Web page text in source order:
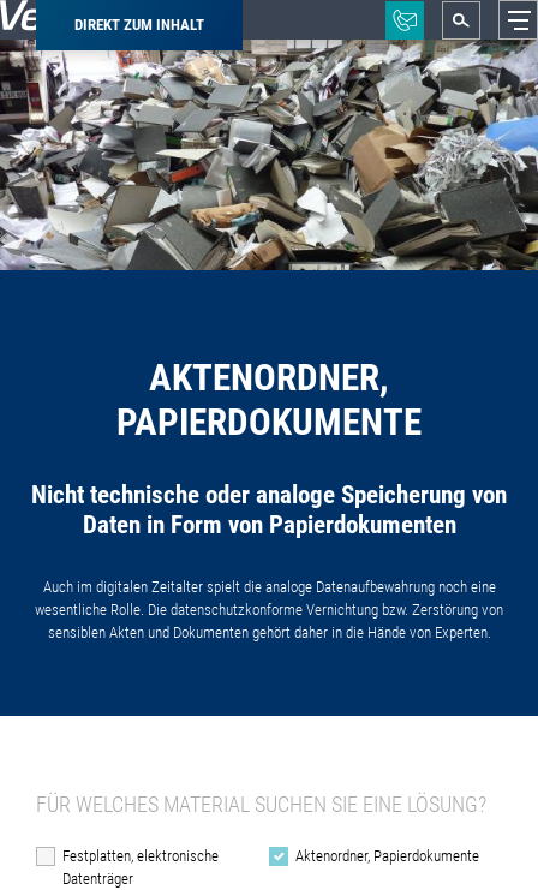
DIREKT ZUM INHALT
Pfadnavigation
AKTENORDNER,
PAPIERDOKUMENTE
Nicht technische oder analoge Speicherung von
Daten in Form von Papierdokumenten
Auch im digitalen Zeitalter spielt die analoge Datenaufbewahrung noch eine
wesentliche Rolle. Die datenschutzkonforme Vernichtung bzw. Zerstörung von
sensiblen Akten und Dokumenten gehört daher in die Hände von Experten.
FÜR WELCHES MATERIAL SUCHEN SIE EINE LÖSUNG?
Festplatten, elektronische
Datenträger
Aktenordner, Papierdokumente